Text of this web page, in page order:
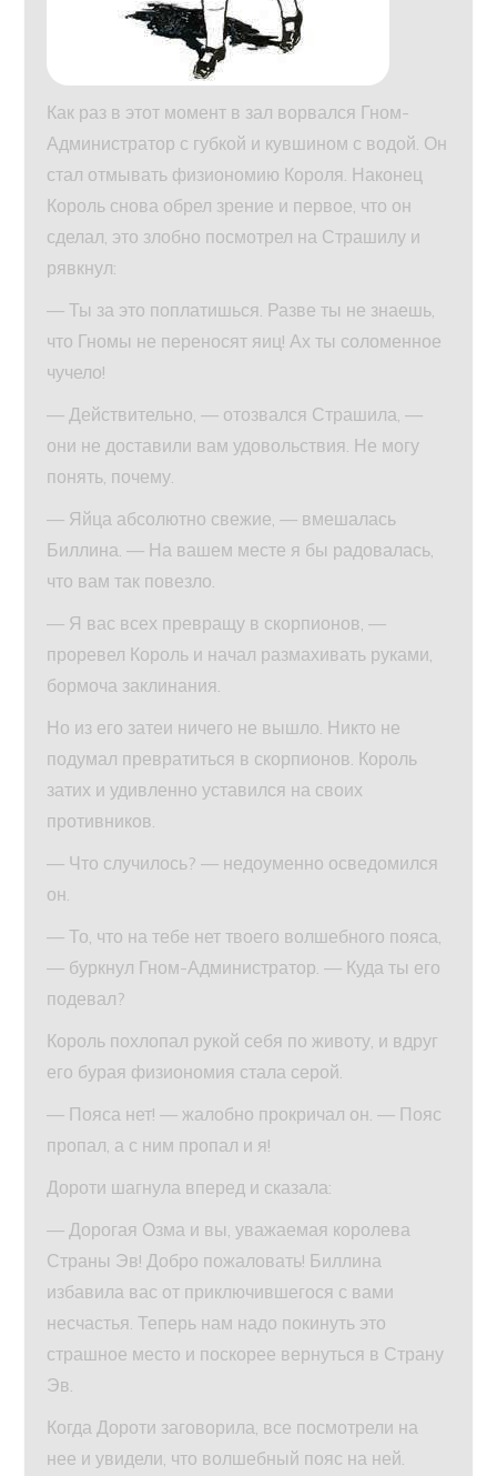
Как раз в этот момент в зал ворвался Гном-
Администратор с губкой и кувшином с водой. Он
стал отмывать физиономию Короля. Наконец
Король снова обрел зрение и первое, что он
сделал, это злобно посмотрел на Страшилу и
рявкнул:
— Ты за это поплатишься. Разве ты не знаешь,
что Гномы не переносят яиц! Ах ты соломенное
чучело!
— Действительно, — отозвался Страшила, —
они не доставили вам удовольствия. Не могу
понять, почему.
— Яйца абсолютно свежие, — вмешалась
Биллина. — На вашем месте я бы радовалась,
что вам так повезло.
— Я вас всех превращу в скорпионов, —
проревел Король и начал размахивать руками,
бормоча заклинания.
Но из его затеи ничего не вышло. Никто не
подумал превратиться в скорпионов. Король
затих и удивленно уставился на своих
противников.
— Что случилось? — недоуменно осведомился
он.
— То, что на тебе нет твоего волшебного пояса,
— буркнул Гном-Администратор. — Куда ты его
подевал?
Король похлопал рукой себя по животу, и вдруг
его бурая физиономия стала серой.
— Пояса нет! — жалобно прокричал он. — Пояс
пропал, а с ним пропал и я!
Дороти шагнула вперед и сказала:
— Дорогая Озма и вы, уважаемая королева
Страны Эв! Добро пожаловать! Биллина
избавила вас от приключившегося с вами
несчастья. Теперь нам надо покинуть это
страшное место и поскорее вернуться в Страну
Эв.
Когда Дороти заговорила, все посмотрели на
нее и увидели, что волшебный пояс на ней.